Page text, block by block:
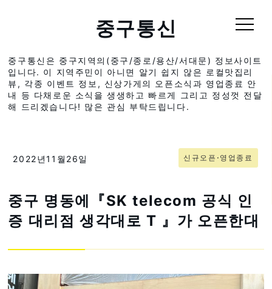
중구통신
중구통신은 중구지역의(중구/종로/용산/서대문) 정보사이트
입니다. 이 지역주민이 아니면 알기 쉽지 않은 로컬맛집리
뷰, 각종 이벤트 정보, 신상가게의 오픈소식과 영업종료 안
내 등 다채로운 소식을 생생하고 빠르게 그리고 정성껏 전달
해 드리겠습니다! 많은 관심 부탁드립니다.
2022년11월26일 신규오픈⋅영업종료
중구 명동에『SK telecom 공식 인
증 대리점 생각대로 T 』가 오픈한대